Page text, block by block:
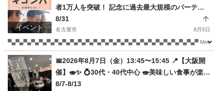
イベント
者1万人を突破！ 記念に過去最大規模のパーティ
ーを開催決定✨
8/31
名古屋市 8月5日
▀▄▀▄▀▄▀▄▀▄▀▄▀▄▀▄▀▄▀▄▀▄▀▄▀▄▀▄▀▄▀▄▀▄▀▄▀▄▀▄▀▄▀▄▀▄▀▄▀ Meetの登録会
愛知 名古屋市 パーティー
📅2026年8月7日（金）13:45〜15:45 📍【大阪開
催】🍣✨ 💍30代・40代中心 🍣美味しい食事が楽し
める《ビュッフェPARTY》～寿司ver.～
8/7-8/13